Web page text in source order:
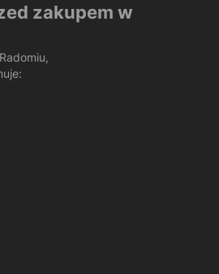
zakupem w